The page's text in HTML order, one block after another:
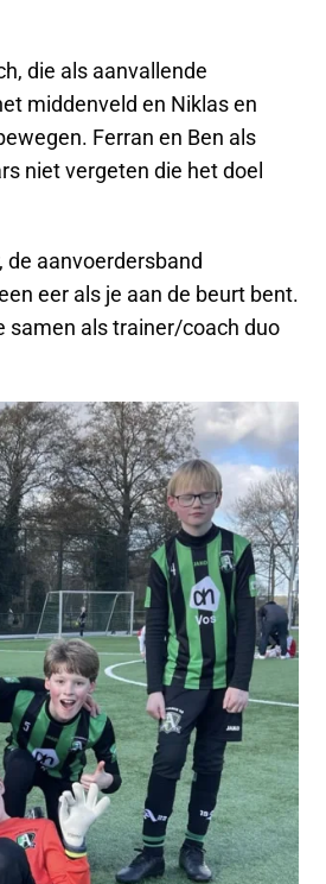
die als aanvallende
middenveld en Niklas en
Ferran en Ben als
niet vergeten die het doel
aanvoerdersband
eer als je aan de beurt bent.
samen als trainer/coach duo